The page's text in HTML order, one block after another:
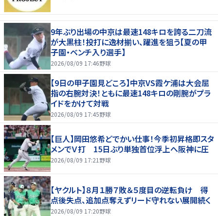
9年ぶり出場の中京は最速148キロを誇る二刀流
が大黒柱！投打に逸材揃い、躍進を狙う【夏の甲
子園・ベンチ入り選手】
2026/08/09 17:46野球
【9日の甲子園見どころ】中京VS霞ケ浦は大会屈
指の右腕対決！ともに最速148キロの剛腕がプラ
イドをかけて対戦
2026/08/09 17:45野球
【巨人】岡田悠希どでかい仕事！今季初昇格即スタ
メンでＶ打 15日ぶり単独首位浮上へ阪神に圧
2026/08/09 17:21 野球
【ヤクルト】８月１勝７敗＆５度目の逆転負け 得
点後失点、追加点奪えずリード守れない展開続く
2026/08/09 17:20野球